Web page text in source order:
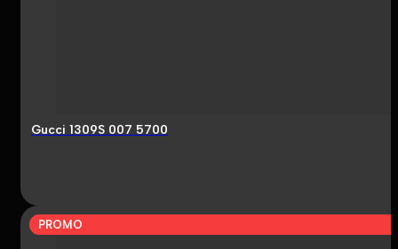
Gucci 1309S 007 5700
PROMO